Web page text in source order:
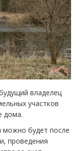
владелец
участков
дома.
можно будет после
проведения